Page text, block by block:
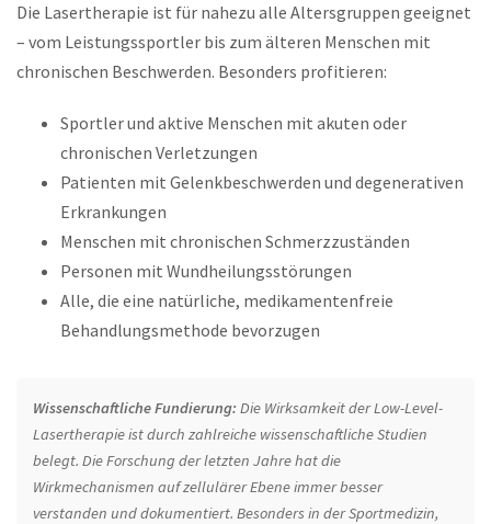
Die Lasertherapie ist für nahezu alle Altersgruppen geeignet
– vom Leistungssportler bis zum älteren Menschen mit
chronischen Beschwerden. Besonders profitieren:
Sportler und aktive Menschen mit akuten oder
chronischen Verletzungen
Patienten mit Gelenkbeschwerden und degenerativen
Erkrankungen
Menschen mit chronischen Schmerzzuständen
Personen mit Wundheilungsstörungen
Alle, die eine natürliche, medikamentenfreie
Behandlungsmethode bevorzugen
Wissenschaftliche Fundierung: Die Wirksamkeit der Low-Level-
Lasertherapie ist durch zahlreiche wissenschaftliche Studien
belegt. Die Forschung der letzten Jahre hat die
Wirkmechanismen auf zellulärer Ebene immer besser
verstanden und dokumentiert. Besonders in der Sportmedizin,